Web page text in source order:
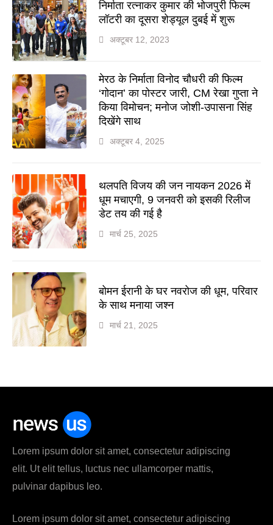
निर्माता रत्नाकर कुमार की भोजपुरी फिल्म
लॉटरी का दूसरा शेड्यूल दुबई में शुरू
अक्टूबर 12, 2023
मेरठ के निर्माता विनोद चौधरी की फिल्म
‘गोदान’ का पोस्टर जारी, CM रेखा गुप्ता ने
किया विमोचन; मनोज जोशी-उपासना सिंह
दिखेंगे साथ
अक्टूबर 4, 2025
थलपति विजय की जन नायकन 2026 में
धूम मचाएगी, 9 जनवरी को इसकी रिलीज
डेट तय की गई है
मार्च 25, 2025
बोमन ईरानी के घर नवरोज की धूम, परिवार
के साथ मनाया जश्न
मार्च 21, 2025
Lorem ipsum dolor sit amet, consectetur adipiscing
elit. Ut elit tellus, luctus nec ullamcorper mattis,
pulvinar dapibus leo.
Lorem ipsum dolor sit amet, consectetur adipiscing